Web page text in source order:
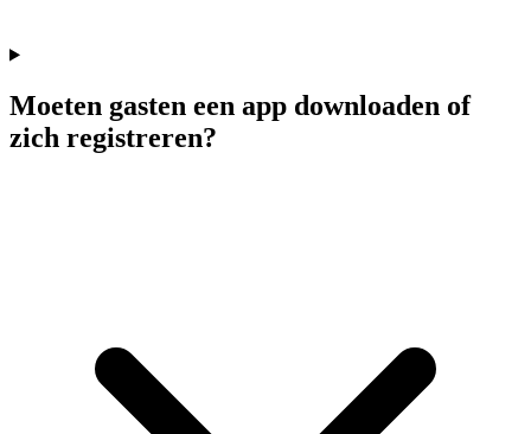
Moeten gasten een app downloaden of
zich registreren?